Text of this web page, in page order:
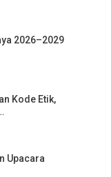
2026–2029
Kode Etik,
Upacara